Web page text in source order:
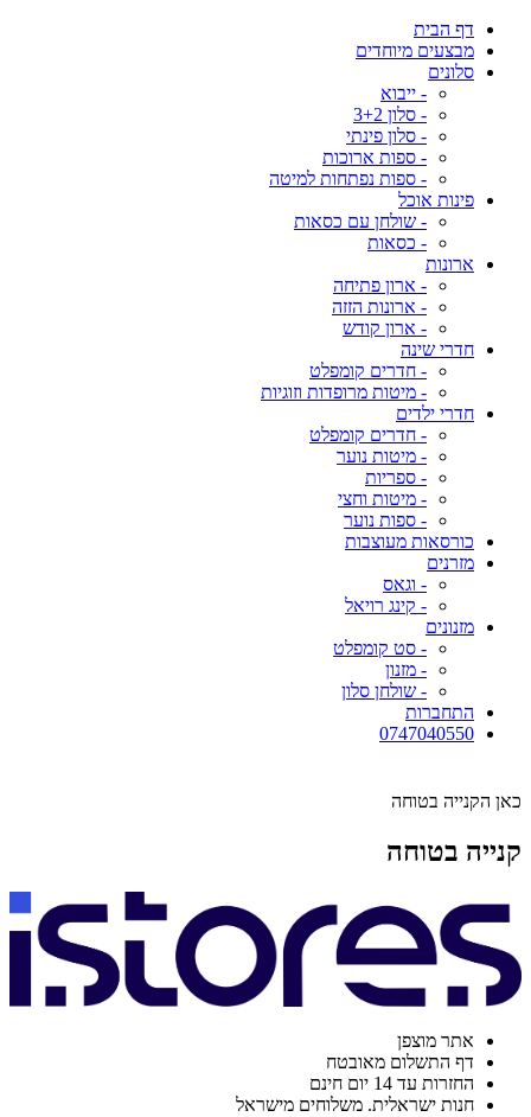
דף הבית
מבצעים מיוחדים
סלונים
- ייבוא
- סלון 3+2
- סלון פינתי
- ספות ארוכות
- ספות נפתחות למיטה
פינות אוכל
- שולחן עם כסאות
- כסאות
ארונות
- ארון פתיחה
- ארונות הזזה
- ארון קודש
חדרי שינה
- חדרים קומפלט
- מיטות מרופדות וזוגיות
חדרי ילדים
- חדרים קומפלט
- מיטות נוער
- ספריות
- מיטות וחצי
- ספות נוער
כורסאות מעוצבות
מזרנים
- וגאס
- קינג רויאל
מזנונים
- סט קומפלט
- מזנון
- שולחן סלון
התחברות
0747040550
כאן הקנייה בטוחה
קנייה בטוחה
אתר מוצפן
דף התשלום מאובטח
החזרות עד 14 יום חינם
חנות ישראלית. משלוחים מישראל